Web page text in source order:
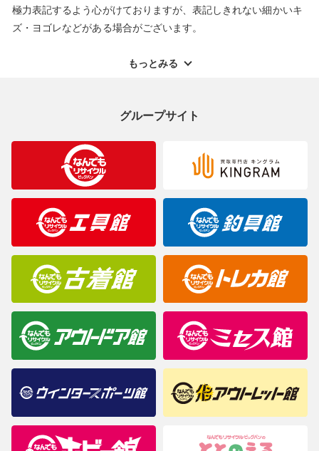
極力表記するよう心がけておりますが、表記しきれない細かいキ
ズ・ヨゴレなどがある場合がございます。
ご理解くださいますようお願い申し上げます。
合がございますのでご了承ください。
※表記したカラー名は、当社が判断した名称を掲載しています。
製造元が定めたカラー名と異なることもあります。色調などご不
明なことがありましたらご購入前にお問い合わせください。
商品について
もっとみる
グループサイト